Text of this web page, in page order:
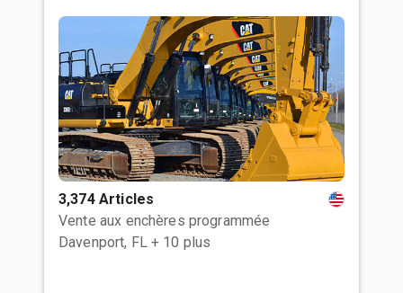
3,374 Articles
Vente aux enchères programmée
Davenport, FL + 10 plus